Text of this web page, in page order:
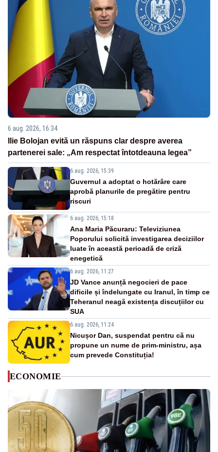
6 aug. 2026, 16:34
Ilie Bolojan evită un răspuns clar despre averea
partenerei sale: „Am respectat întotdeauna legea”
6 aug. 2026, 15:39
Guvernul a adoptat o hotărâre care
aprobă planurile de pregătire pentru
riscuri
6 aug. 2026, 15:18
Ana Maria Păcuraru: Televiziunea
Poporului solicită investigarea deciziilor
luate în această perioadă de criză
enegetică
6 aug. 2026, 11:27
JD Vance anunță negocieri de pace
dificile și îndelungate cu Iranul, în timp ce
Teheranul neagă existența discuțiilor cu
SUA
6 aug. 2026, 11:24
Nicușor Dan, suspendat pentru că nu
propune un nume de prim-ministru, așa
cum prevede Constituția!
ECONOMIE